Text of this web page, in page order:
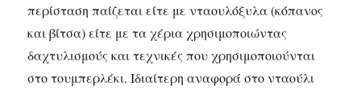
περίσταση παίζεται είτε με νταουλόξυλα (κόπανος
και βίτσα) είτε με τα χέρια χρησιμοποιώντας
δαχτυλισμούς και τεχνικές που χρησιμοποιούνται
στο τουμπερλέκι. Ιδιαίτερη αναφορά στο νταούλι